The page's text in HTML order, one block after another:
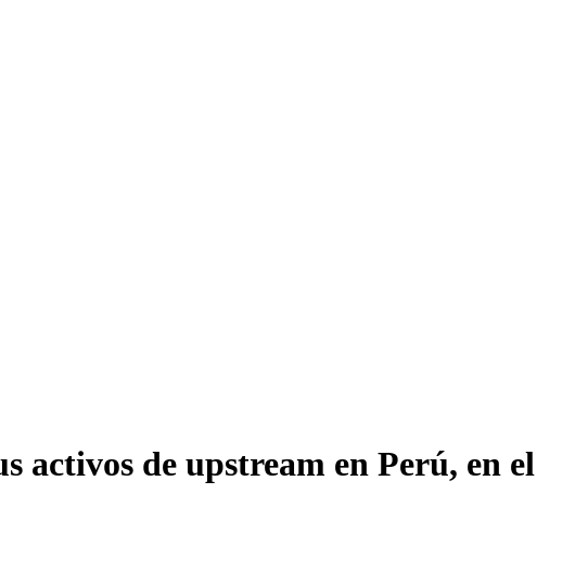
activos de upstream en Perú, en el